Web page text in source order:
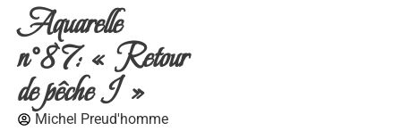
Aquarelle
n°87: « Retour
de pêche I »
Michel Preud'homme